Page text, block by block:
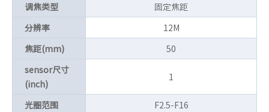
调焦类型
固定焦距
分辨率
12M
焦距(mm)
50
sensor尺寸
(inch)
1
光圈范围
F2.5-F16